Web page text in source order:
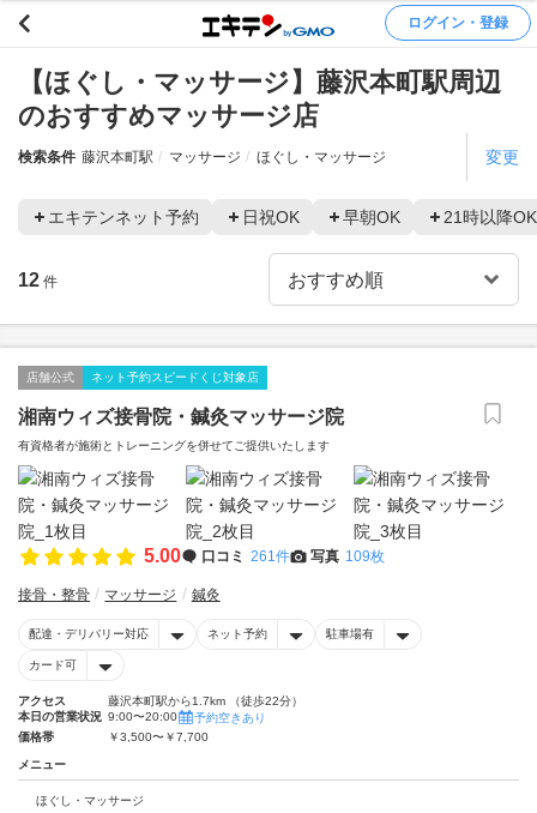
ログイン・登録
【ほぐし・マッサージ】藤沢本町駅周辺
のおすすめマッサージ店
検索条件 藤沢本町駅 マッサージ ほぐし・マッサージ 変更
エキテンネット予約 日祝OK 早朝OK 21時以降OK
12 件
店舗公式 ネット予約スピードくじ対象店
湘南ウィズ接骨院・鍼灸マッサージ院
有資格者が施術とトレーニングを併せてご提供いたします
5.00 口コミ 261件 写真 109枚
接骨・整骨 マッサージ 鍼灸
配達・デリバリー対応 ネット予約 駐車場有
カード可
アクセス
藤沢本町駅から1.7km （徒歩22分）
本日の営業状況 9:00〜20:00
予約空きあり
価格帯
￥3,500〜￥7,700
メニュー
ほぐし・マッサージ